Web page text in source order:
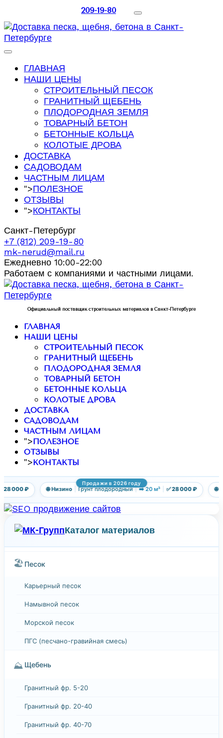
209-19-80
ГЛАВНАЯ
НАШИ ЦЕНЫ
СТРОИТЕЛЬНЫЙ ПЕСОК
ГРАНИТНЫЙ ЩЕБЕНЬ
ПЛОДОРОДНАЯ ЗЕМЛЯ
ТОВАРНЫЙ БЕТОН
БЕТОННЫЕ КОЛЬЦА
КОЛОТЫЕ ДРОВА
ДОСТАВКА
САДОВОДАМ
ЧАСТНЫМ ЛИЦАМ
">ПОЛЕЗНОЕ
ОТЗЫВЫ
">КОНТАКТЫ
Санкт-Петербург
+7 (812) 209-19-80
mk-nerud@mail.ru
Ежедневно 10:00-22:00
Работаем с компаниями и частными лицами.
Официальный поставщик строительных материалов в Санкт-Петербурге
ГЛАВНАЯ
НАШИ ЦЕНЫ
СТРОИТЕЛЬНЫЙ ПЕСОК
ГРАНИТНЫЙ ЩЕБЕНЬ
ПЛОДОРОДНАЯ ЗЕМЛЯ
ТОВАРНЫЙ БЕТОН
БЕТОННЫЕ КОЛЬЦА
КОЛОТЫЕ ДРОВА
ДОСТАВКА
САДОВОДАМ
ЧАСТНЫМ ЛИЦАМ
">ПОЛЕЗНОЕ
ОТЗЫВЫ
">КОНТАКТЫ
Продажи в 2026 году
28 000 ₽ 🌐 Низино | Грунт плодородный | ➡️ 20 м³ | ✅ 28 000 ₽ 🌐
Каталог материалов
🏖️ Песок
Карьерный песок
Намывной песок
Морской песок
ПГС (песчано-гравийная смесь)
⛰️ Щебень
Гранитный фр. 5-20
Гранитный фр. 20-40
Гранитный фр. 40-70